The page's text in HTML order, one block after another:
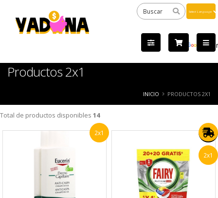
by
Productos 2x1
INICIO PRODUCTOS 2X1
Total de productos disponibles 14
2x1
2x1